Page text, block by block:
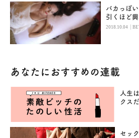
バカっぽ
引くほど
2018.10.04 |
あなたにおすすめの連載
人生
クス
セッ